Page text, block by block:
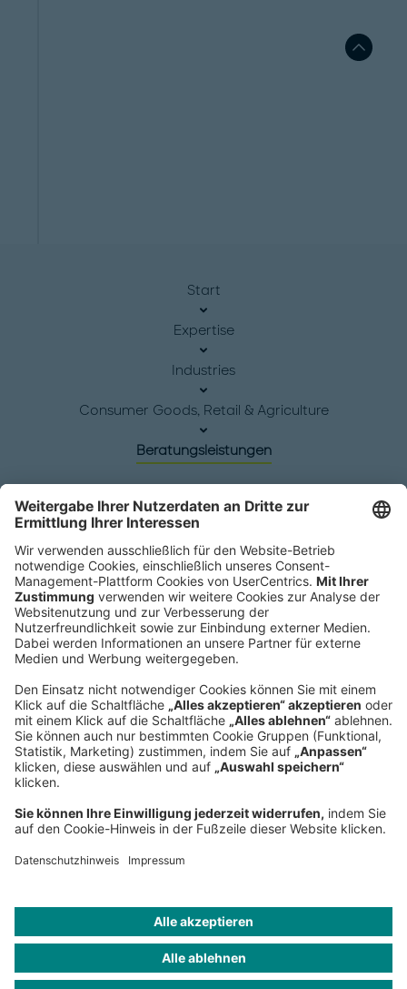
Start
Expertise
Industries
Consumer Goods, Retail & Agriculture
Beratungsleistungen
Hauptsitz
Roland Berger GmbH
Sederanger 1
80538 München
Deutschland
Fax:
+49 89 9230-8202
Mail:
Senden Sie eine Nachricht
NEWSROOM
IMPRESSUM
HILFE
DATENSCHUTZ
COOKIES